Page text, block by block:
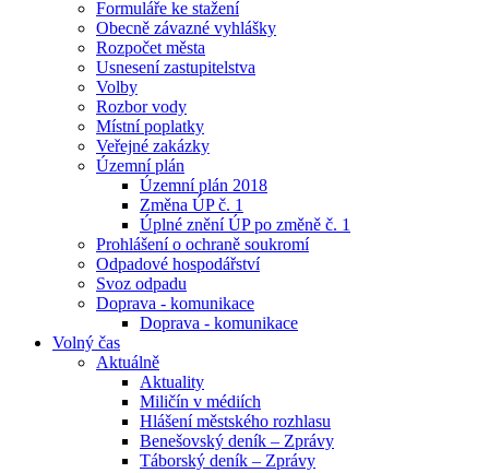
Formuláře ke stažení
Obecně závazné vyhlášky
Rozpočet města
Usnesení zastupitelstva
Volby
Rozbor vody
Místní poplatky
Veřejné zakázky
Územní plán
Územní plán 2018
Změna ÚP č. 1
Úplné znění ÚP po změně č. 1
Prohlášení o ochraně soukromí
Odpadové hospodářství
Svoz odpadu
Doprava - komunikace
Doprava - komunikace
Volný čas
Aktuálně
Aktuality
Miličín v médiích
Hlášení městského rozhlasu
Benešovský deník – Zprávy
Táborský deník – Zprávy